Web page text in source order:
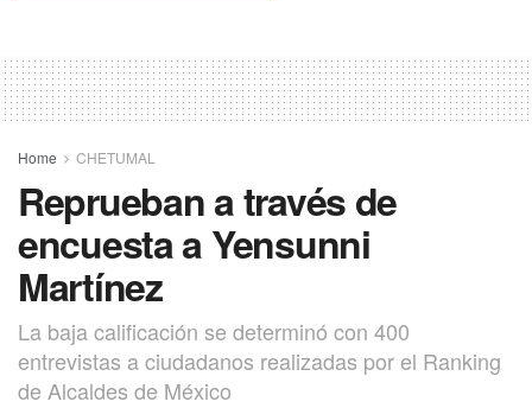
Home CHETUMAL
Reprueban a través de
encuesta a Yensunni
Martínez
La baja calificación se determinó con 400
entrevistas a ciudadanos realizadas por el Ranking
de Alcaldes de México